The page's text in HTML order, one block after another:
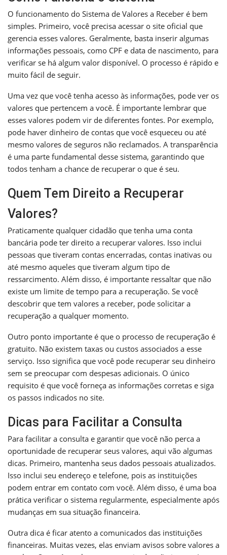
O funcionamento do Sistema de Valores a Receber é bem
simples. Primeiro, você precisa acessar o site oficial que
gerencia esses valores. Geralmente, basta inserir algumas
informações pessoais, como CPF e data de nascimento, para
verificar se há algum valor disponível. O processo é rápido e
muito fácil de seguir.
Uma vez que você tenha acesso às informações, pode ver os
valores que pertencem a você. É importante lembrar que
esses valores podem vir de diferentes fontes. Por exemplo,
pode haver dinheiro de contas que você esqueceu ou até
mesmo valores de seguros não reclamados. A transparência
é uma parte fundamental desse sistema, garantindo que
todos tenham a chance de recuperar o que é seu.
Quem Tem Direito a Recuperar
Valores?
Praticamente qualquer cidadão que tenha uma conta
bancária pode ter direito a recuperar valores. Isso inclui
pessoas que tiveram contas encerradas, contas inativas ou
até mesmo aqueles que tiveram algum tipo de
ressarcimento. Além disso, é importante ressaltar que não
existe um limite de tempo para a recuperação. Se você
descobrir que tem valores a receber, pode solicitar a
recuperação a qualquer momento.
Outro ponto importante é que o processo de recuperação é
gratuito. Não existem taxas ou custos associados a esse
serviço. Isso significa que você pode recuperar seu dinheiro
sem se preocupar com despesas adicionais. O único
requisito é que você forneça as informações corretas e siga
os passos indicados no site.
Dicas para Facilitar a Consulta
Para facilitar a consulta e garantir que você não perca a
oportunidade de recuperar seus valores, aqui vão algumas
dicas. Primeiro, mantenha seus dados pessoais atualizados.
Isso inclui seu endereço e telefone, pois as instituições
podem entrar em contato com você. Além disso, é uma boa
prática verificar o sistema regularmente, especialmente após
mudanças em sua situação financeira.
Outra dica é ficar atento a comunicados das instituições
financeiras. Muitas vezes, elas enviam avisos sobre valores a